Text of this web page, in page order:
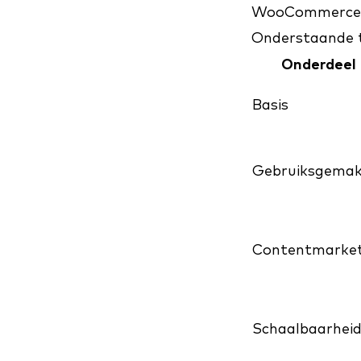
Onderstaande
Onderdeel
Basis
Schaalbaarheid